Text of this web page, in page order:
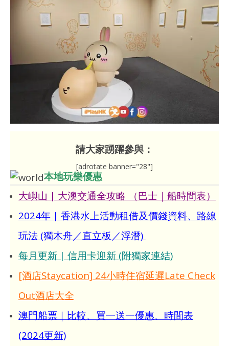
請大家踴躍參與：
[adrotate banner="28"]
本地玩樂優惠
大嶼山 | 大澳交通全攻略 （巴士｜船時間表）
2024年 | 香港水上活動租借及價錢資料、路線
玩法 (獨木舟／直立板／浮潛)
每月更新 | 信用卡迎新 (附獨家連結)
[酒店Staycation] 24小時住宿延遲Late Check
Out酒店大全
澳門船票｜比較、買一送一優惠、時間表
(2024更新)